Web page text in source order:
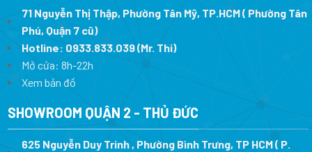
71 Nguyễn Thị Thập, Phường Tân Mỹ, TP.HCM ( Phường Tân
Phú, Quận 7 cũ)
Hotline: 0933.833.039(Mr. Thi)
Mở cửa: 8h-22h
Xem bản đồ
SHOWROOM QUẬN 2 - THỦ ĐỨC
625 Nguyễn Duy Trinh , Phường Bình Trưng, TP HCM ( P.